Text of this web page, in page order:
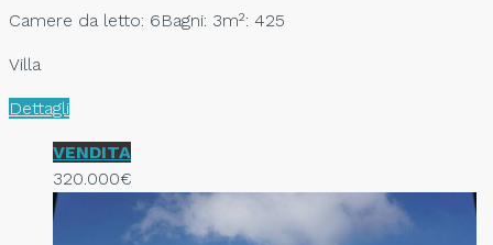
Camere da letto: 6Bagni: 3m²: 425
Villa
Dettagli
VENDITA
320.000€